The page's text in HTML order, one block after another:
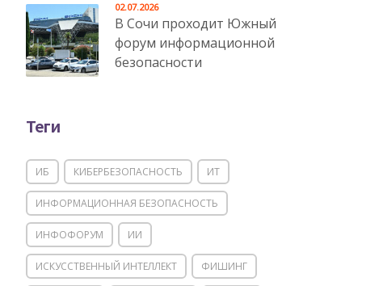
В Сочи проходит Южный
форум информационной
безопасности
02.07.2026
Теги
ИБ КИБЕРБЕЗОПАСНОСТЬ ИТ
ИНФОРМАЦИОННАЯ БЕЗОПАСНОСТЬ
ИНФОФОРУМ ИИ
ИСКУССТВЕННЫЙ ИНТЕЛЛЕКТ ФИШИНГ